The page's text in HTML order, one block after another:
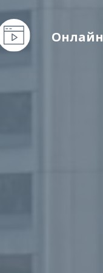
Онлайн